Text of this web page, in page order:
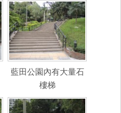
藍田公園內有大量石
樓梯